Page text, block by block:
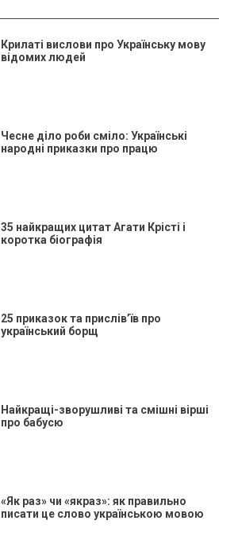
Крилаті вислови про Українську мову
відомих людей
Чесне діло роби сміло: Українські
народні приказки про працю
35 найкращих цитат Агати Крісті і
коротка біографія
25 приказок та прислів’їв про
український борщ
Найкращі-зворушливі та смішні вірші
про бабусю
«Як раз» чи «якраз»: як правильно
писати це слово українською мовою